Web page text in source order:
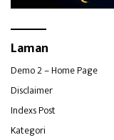
Laman
Demo 2 – Home Page
Disclaimer
Indexs Post
Kategori